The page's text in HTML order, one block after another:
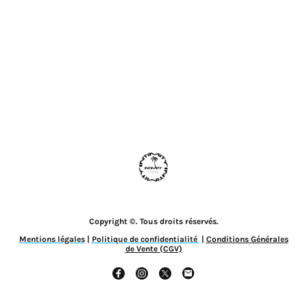
Copyright ©. Tous droits réservés.
Mentions légales| Politique de confidentialité | Conditions Générales
de Vente (CGV)